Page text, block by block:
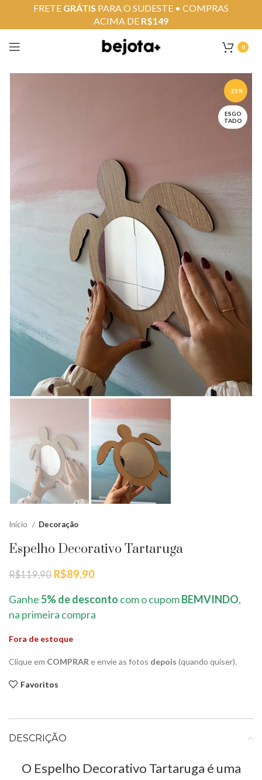
0
-25%
ESGO
TADO
Início Decoração
Espelho Decorativo Tartaruga
R$119,90 O
original
era:
R$119,90.
R$89,90O
atual
é:
R$89,90.
Ganhe5% de desconto com o cupomBEMVINDO,
na primeira compra
Fora de estoque
Clique em COMPRARe envie as fotos depois (quando quiser).
Favoritos
DESCRIÇÃO
O Espelho Decorativo Tartaruga é uma
FRETE GRÁTIS PARA O SUDESTE • COMPRAS
ACIMA DE R$149